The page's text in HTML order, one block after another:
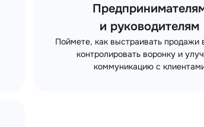
и руководителям
Поймете, как выстраивать продажи
контролировать воронку и
коммуникацию с